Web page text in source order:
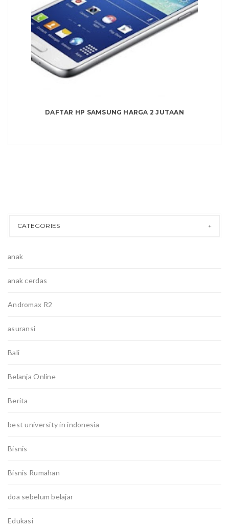
DAFTAR HP SAMSUNG HARGA 2 JUTAAN
CATEGORIES
anak
anak cerdas
Andromax R2
asuransi
Bali
Belanja Online
Berita
best university in indonesia
Bisnis
Bisnis Rumahan
doa sebelum belajar
Edukasi